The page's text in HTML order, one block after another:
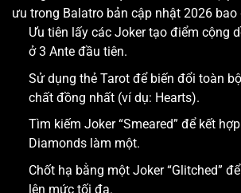
ưu trong Balatro bản cập nhật 2026 bao
Ưu tiên lấy các Joker tạo điểm cộng
ở 3 Ante đầu tiên.
Sử dụng thẻ Tarot để biến đổi toàn
chất đồng nhất (ví dụ: Hearts).
Tìm kiếm Joker “Smeared” để kết
Diamonds làm một.
Chốt hạ bằng một Joker “Glitched”
lên mức tối đa.